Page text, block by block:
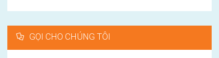
GỌI CHO CHÚNG TÔI